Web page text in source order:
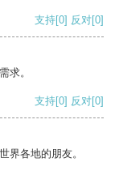
支持[0] 反对[0]
求。
支持[0] 反对[0]
界各地的朋友。